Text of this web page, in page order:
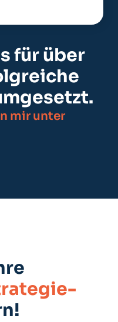
für über
mir unter